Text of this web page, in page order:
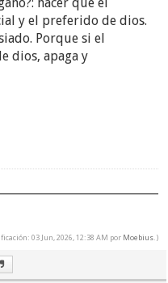
y el preferido de dios.
Porque si el
dios, apaga y
03 Jun, 2026, 12:38 AM por Moebius.)